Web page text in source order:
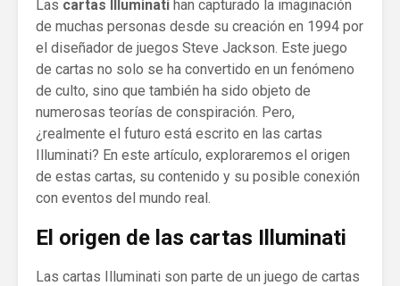
Las cartas Illuminati han capturado la imaginación
de muchas personas desde su creación en 1994 por
el diseñador de juegos Steve Jackson. Este juego
de cartas no solo se ha convertido en un fenómeno
de culto, sino que también ha sido objeto de
numerosas teorías de conspiración. Pero,
¿realmente el futuro está escrito en las cartas
Illuminati? En este artículo, exploraremos el origen
de estas cartas, su contenido y su posible conexión
con eventos del mundo real.
El origen de las cartas Illuminati
Las cartas Illuminati son parte de un juego de cartas